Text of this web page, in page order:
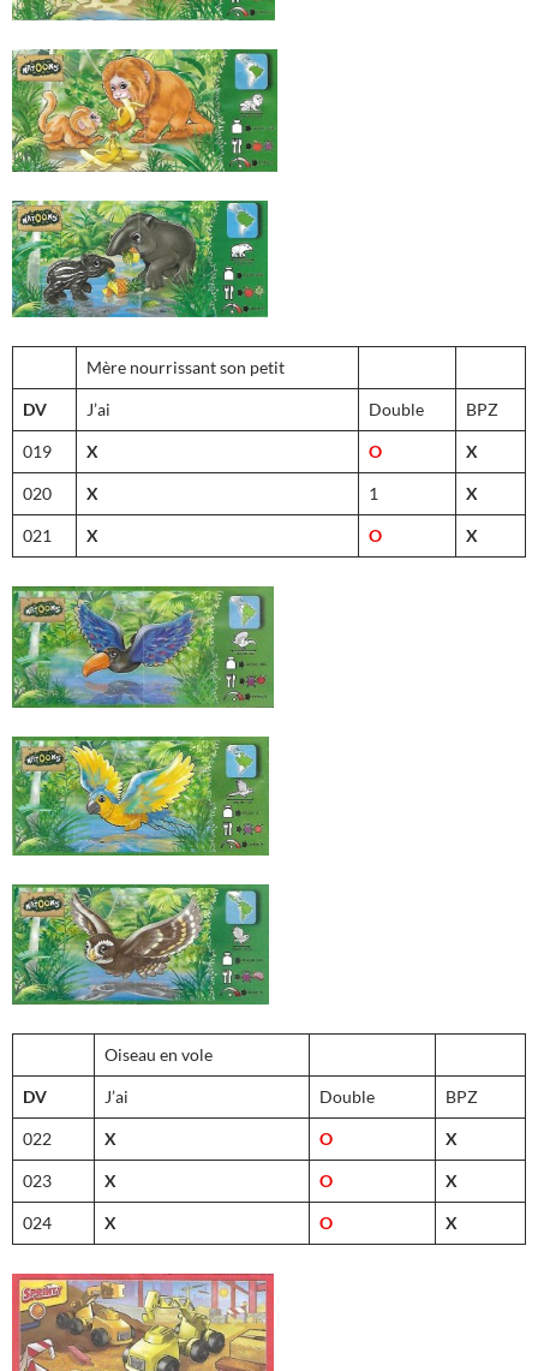
Mère nourrissant son petit
DV J’ai Double BPZ
019 X O X
020 X 1 X
021 X O X
Oiseau en vole
DV J’ai Double BPZ
022 X O X
023 X O X
024 X O X